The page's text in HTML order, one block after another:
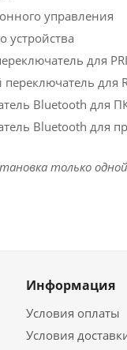
управления
устройства
для
для
Bluetooth для
Bluetooth для
только одной
Информация
Условия оплаты
Условия